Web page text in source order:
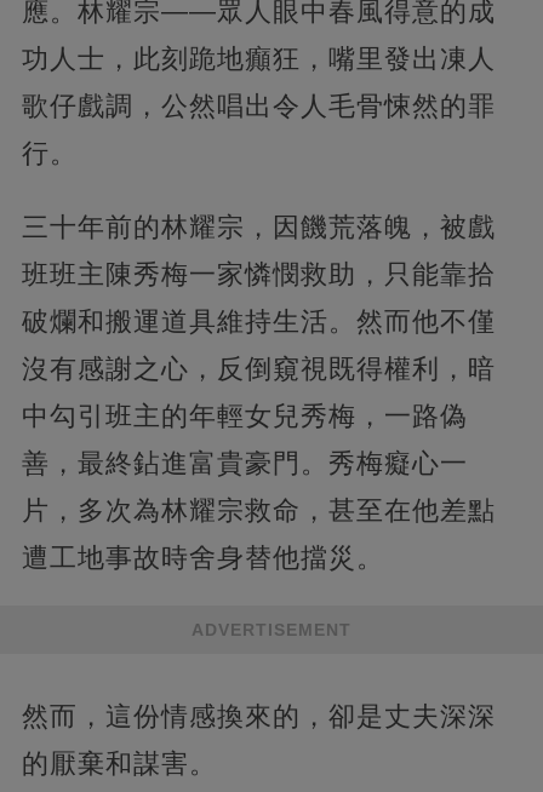
應。林耀宗——眾人眼中春風得意的成
功人士，此刻跪地癲狂，嘴里發出凍人
歌仔戲調，公然唱出令人毛骨悚然的罪
行。
三十年前的林耀宗，因饑荒落魄，被戲
班班主陳秀梅一家憐憫救助，只能靠拾
破爛和搬運道具維持生活。然而他不僅
沒有感謝之心，反倒窺視既得權利，暗
中勾引班主的年輕女兒秀梅，一路偽
善，最終鉆進富貴豪門。秀梅癡心一
片，多次為林耀宗救命，甚至在他差點
遭工地事故時舍身替他擋災。
ADVERTISEMENT
然而，這份情感換來的，卻是丈夫深深
的厭棄和謀害。